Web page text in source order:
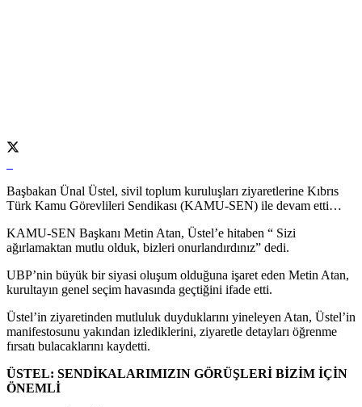
Başbakan Ünal Üstel, sivil toplum kuruluşları ziyaretlerine Kıbrıs
Türk Kamu Görevlileri Sendikası (KAMU-SEN) ile devam etti…
KAMU-SEN Başkanı Metin Atan, Üstel’e hitaben “ Sizi
ağırlamaktan mutlu olduk, bizleri onurlandırdınız” dedi.
UBP’nin büyük bir siyasi oluşum olduğuna işaret eden Metin Atan,
kurultayın genel seçim havasında geçtiğini ifade etti.
Üstel’in ziyaretinden mutluluk duyduklarını yineleyen Atan, Üstel’in
manifestosunu yakından izlediklerini, ziyaretle detayları öğrenme
fırsatı bulacaklarını kaydetti.
ÜSTEL: SENDİKALARIMIZIN GÖRÜŞLERİ BİZİM İÇİN
ÖNEMLİ